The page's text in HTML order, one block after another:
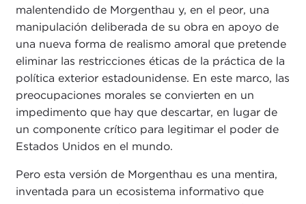
malentendido de Morgenthau y, en el peor, una
manipulación deliberada de su obra en apoyo de
una nueva forma de realismo amoral que pretende
eliminar las restricciones éticas de la práctica de la
política exterior estadounidense. En este marco, las
preocupaciones morales se convierten en un
impedimento que hay que descartar, en lugar de
un componente crítico para legitimar el poder de
Estados Unidos en el mundo.
Pero esta versión de Morgenthau es una mentira,
inventada para un ecosistema informativo que